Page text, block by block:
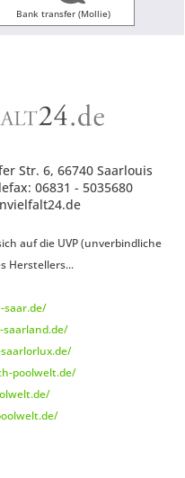
Bank transfer (Mollie)
Str. 6, 66740 Saarlouis
06831 - 5035680
auf die UVP (unverbindliche
Herstellers...
poolwelt.de/